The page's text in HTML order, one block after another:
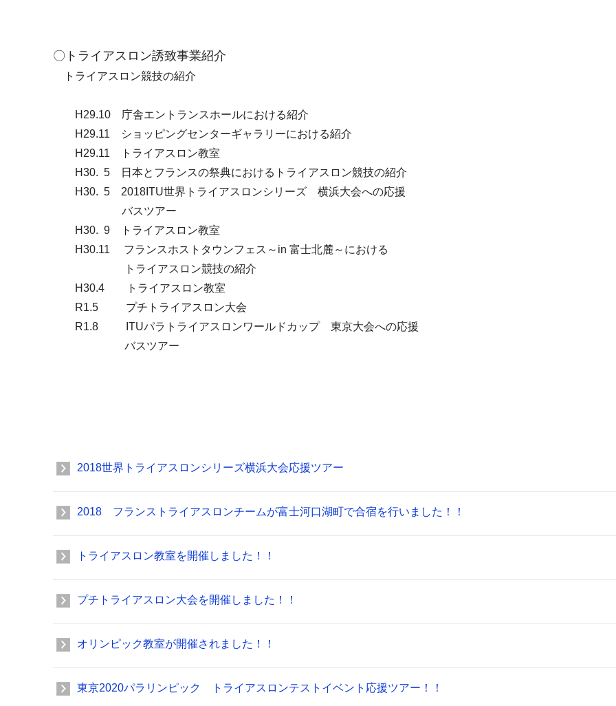
〇トライアスロン誘致事業紹介
トライアスロン競技の紹介
H29.10 庁舎エントランスホールにおける紹介
H29.11 ショッピングセンターギャラリーにおける紹介
H29.11 トライアスロン教室
H30. 5 日本とフランスの祭典におけるトライアスロン競技の紹介
H30. 5 2018ITU世界トライアスロンシリーズ 横浜大会への応援
バスツアー
H30. 9 トライアスロン教室
H30.11 フランスホストタウンフェス～in 富士北麓～における
トライアスロン競技の紹介
H30.4 トライアスロン教室
R1.5 プチトライアスロン大会
R1.8 ITUパラトライアスロンワールドカップ 東京大会への応援
バスツアー
2018世界トライアスロンシリーズ横浜大会応援ツアー
2018 フランストライアスロンチームが富士河口湖町で合宿を行いました！！
トライアスロン教室を開催しました！！
プチトライアスロン大会を開催しました！！
オリンピック教室が開催されました！！
東京2020パラリンピック トライアスロンテストイベント応援ツアー！！